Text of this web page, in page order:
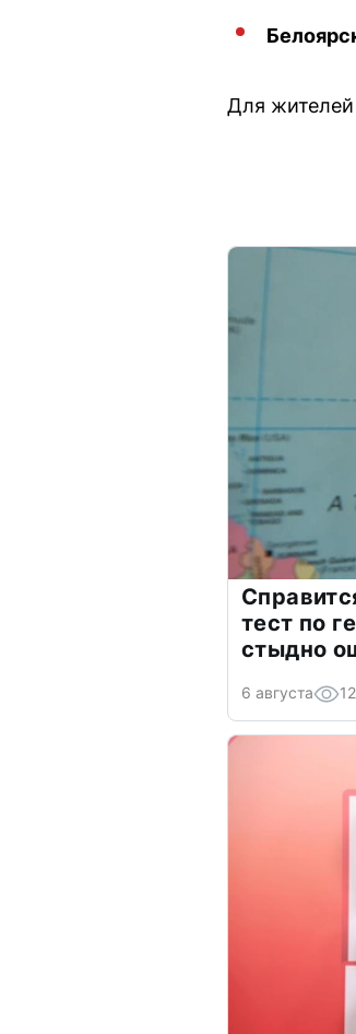
Для жителей
тест по
стыдно
6 августа 12